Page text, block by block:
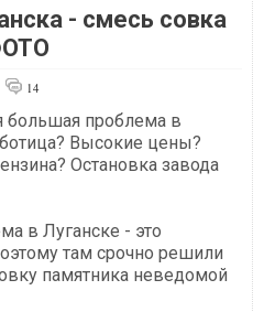
- смесь совка
14
большая проблема в
Высокие цены?
Остановка завода
в Луганске - это
там срочно решили
памятника неведомой